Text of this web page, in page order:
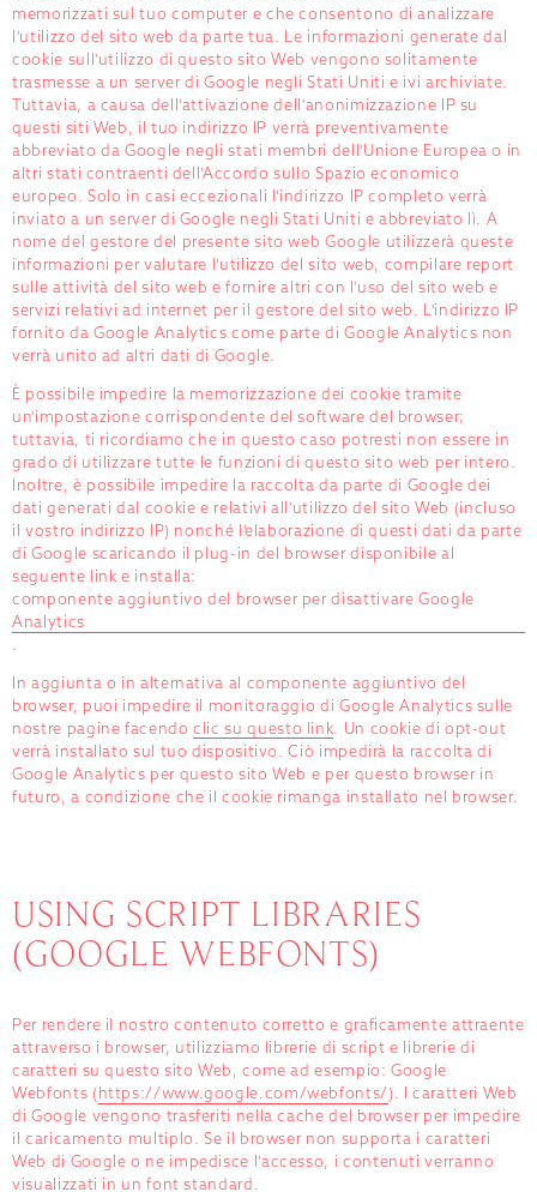
memorizzati sul tuo computer e che consentono di analizzare
l'utilizzo del sito web da parte tua. Le informazioni generate dal
cookie sull'utilizzo di questo sito Web vengono solitamente
trasmesse a un server di Google negli Stati Uniti e ivi archiviate.
Tuttavia, a causa dell'attivazione dell'anonimizzazione IP su
questi siti Web, il tuo indirizzo IP verrà preventivamente
abbreviato da Google negli stati membri dell'Unione Europea o in
altri stati contraenti dell'Accordo sullo Spazio economico
europeo. Solo in casi eccezionali l'indirizzo IP completo verrà
inviato a un server di Google negli Stati Uniti e abbreviato lì. A
nome del gestore del presente sito web Google utilizzerà queste
informazioni per valutare l'utilizzo del sito web, compilare report
sulle attività del sito web e fornire altri con l'uso del sito web e
servizi relativi ad internet per il gestore del sito web. L'indirizzo IP
fornito da Google Analytics come parte di Google Analytics non
verrà unito ad altri dati di Google.
È possibile impedire la memorizzazione dei cookie tramite
un'impostazione corrispondente del software del browser;
tuttavia, ti ricordiamo che in questo caso potresti non essere in
grado di utilizzare tutte le funzioni di questo sito web per intero.
Inoltre, è possibile impedire la raccolta da parte di Google dei
dati generati dal cookie e relativi all'utilizzo del sito Web (incluso
il vostro indirizzo IP) nonché l'elaborazione di questi dati da parte
di Google scaricando il plug-in del browser disponibile al
seguente link e installa:
componente aggiuntivo del browser per disattivare Google
Analytics
.
In aggiunta o in alternativa al componente aggiuntivo del
browser, puoi impedire il monitoraggio di Google Analytics sulle
nostre pagine facendoclic su questo link. Un cookie di opt-out
verrà installato sul tuo dispositivo. Ciò impedirà la raccolta di
Google Analytics per questo sito Web e per questo browser in
futuro, a condizione che il cookie rimanga installato nel browser.
USING SCRIPT LIBRARIES
(GOOGLE WEBFONTS)
Per rendere il nostro contenuto corretto e graficamente attraente
attraverso i browser, utilizziamo librerie di script e librerie di
caratteri su questo sito Web, come ad esempio: Google
Webfonts ( https://www.google.com/webfonts/ ). I caratteri Web
di Google vengono trasferiti nella cache del browser per impedire
il caricamento multiplo. Se il browser non supporta i caratteri
Web di Google o ne impedisce l'accesso, i contenuti verranno
visualizzati in un font standard.